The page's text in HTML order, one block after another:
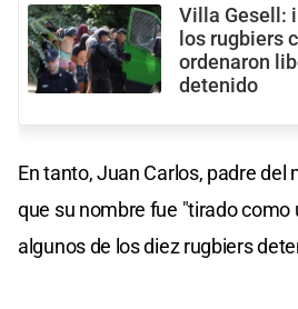
Villa Gesell:
los rugbiers
ordenaron
detenido
En tanto, Juan Carlos, padre del
que su nombre fue "tirado como
algunos de los diez rugbiers